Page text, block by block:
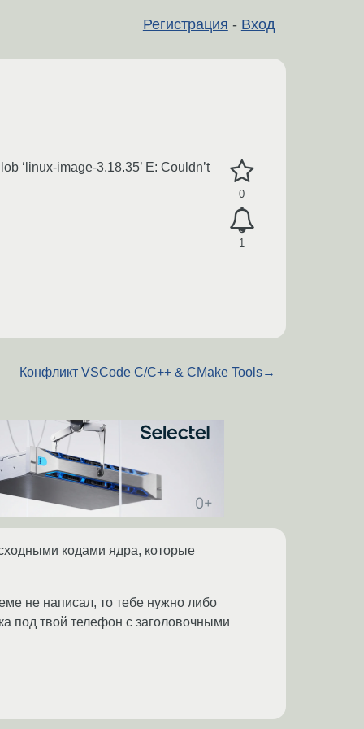
Регистрация - Вход
0
1
‘linux-image-3.18.35’ E: Couldn’t
Конфликт VSCode C/C++ & CMake Tools→
кодами ядра, которые
не написал, то тебе нужно либо
под твой телефон с заголовочными